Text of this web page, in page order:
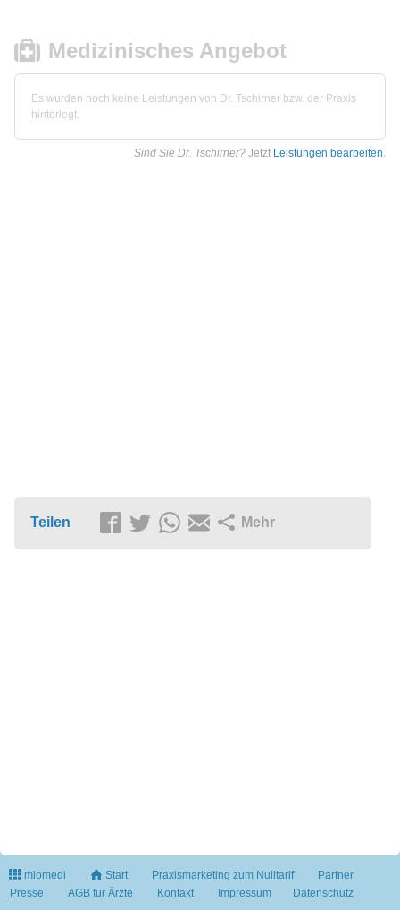
Medizinisches Angebot
Es wurden noch keine Leistungen von Dr. Tschirner bzw. der Praxis
hinterlegt.
Sind Sie Dr. Tschirner? Jetzt Leistungen bearbeiten.
Teilen Mehr
miomedi Start Praxismarketing zum Nulltarif
Partner
Presse
AGB für Ärzte Kontakt Impressum Datenschutz